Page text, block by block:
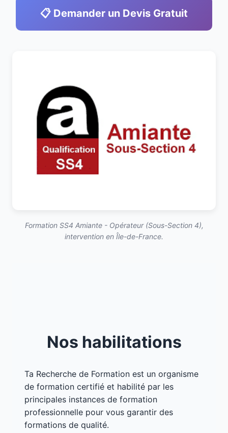
📋 Demander un Devis Gratuit
Formation SS4 Amiante - Opérateur (Sous-Section 4),
intervention en Île-de-France.
Nos habilitations
Ta Recherche de Formation est un organisme
de formation certifié et habilité par les
principales instances de formation
professionnelle pour vous garantir des
formations de qualité.